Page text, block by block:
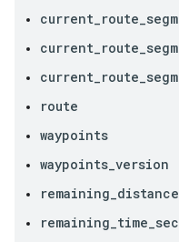
route
waypoints
waypoints_version